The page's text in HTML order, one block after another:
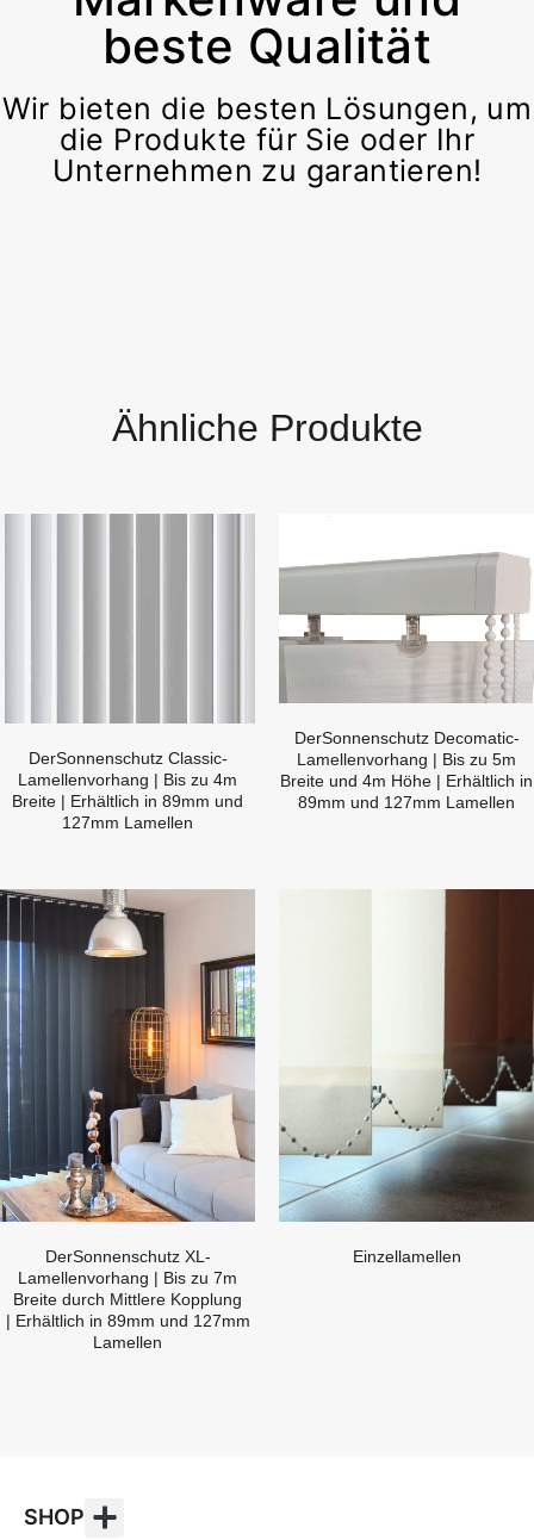
beste Qualität
Wir bieten die besten Lösungen, um
die Produkte für Sie oder Ihr
Unternehmen zu garantieren!
Ähnliche Produkte
DerSonnenschutz Classic-
Lamellenvorhang | Bis zu 4m
Breite | Erhältlich in 89mm und
127mm Lamellen
DerSonnenschutz Decomatic-
Lamellenvorhang | Bis zu 5m
Breite und 4m Höhe | Erhältlich in
89mm und 127mm Lamellen
DerSonnenschutz XL-
Lamellenvorhang | Bis zu 7m
Breite durch Mittlere Kopplung
| Erhältlich in 89mm und 127mm
Lamellen
Einzellamellen
SHOP